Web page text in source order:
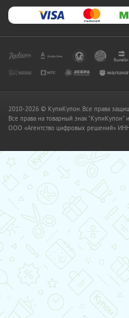
2010-2026 © КупиКупон. Все права
Все права на товарный знак
OOO «Агентство цифровых решений»